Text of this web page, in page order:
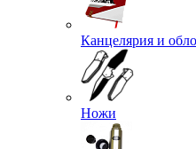
Канцелярия и
Ножи